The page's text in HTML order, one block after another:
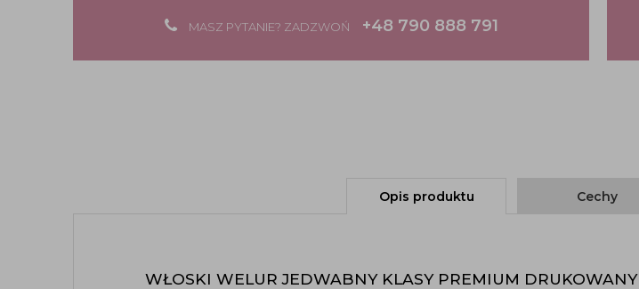
MASZ PYTANIE? ZADZWOŃ +48 790 888 791
Opis produktu Cechy
WŁOSKI WELUR JEDWABNY KLASY PREMIUM DRUKOWANY